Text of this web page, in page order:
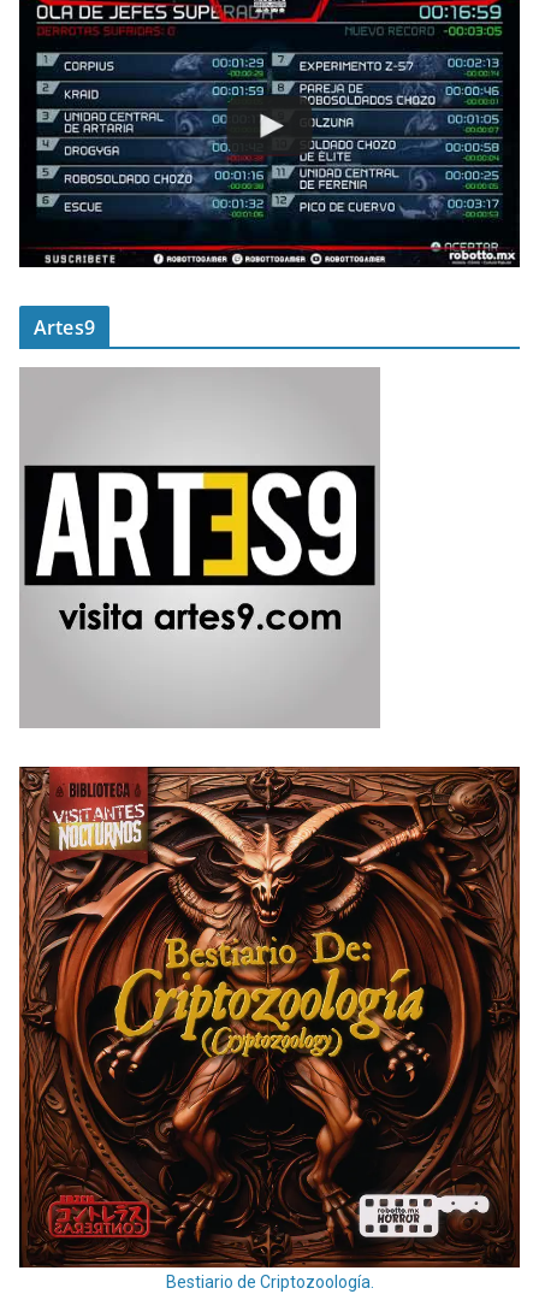
Artes9
Bestiario de Criptozoología.